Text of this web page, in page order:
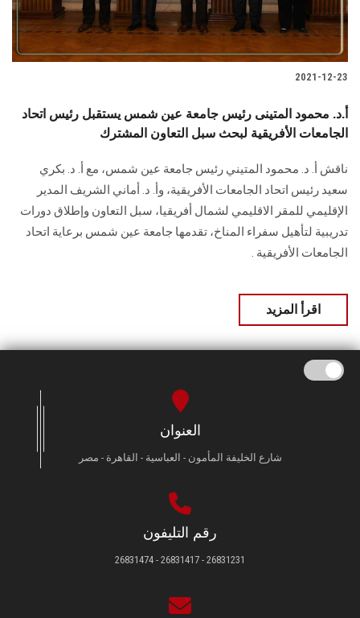
2021-12-23
أ.د. محمود المتينى رئيس جامعة عين شمس يستقبل رئيس اتحاد
الجامعات الأفريقية لبحث سبل التعاون المشترك
ناقش أ. د. محمود المتيني رئيس جامعة عين شمس، مع أ. د. بكري
سعيد رئيس اتحاد الجامعات الأفريقية، وأ. د. أماني الشريف المدير
الإقليمي للمقر الاقليمي لشمال أفريقيا، سبل التعاون وإطلاق دورات
تدريبية لتأهيل سفراء المناخ، تقدمها جامعة عين شمس برعاية اتحاد
الجامعات الأفريقية .
اقرأ المزيد
العنوان
شارع الخليفة المأمون - العباسية - القاهرة - مصر
رقم التليفون
26831231 - 26831417 - 26831474